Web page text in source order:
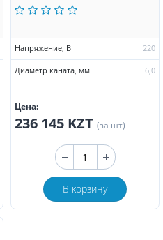
Напряжение, В 220
Диаметр каната, мм 6,0
Цена:
236 145 KZT (за шт)
В корзину